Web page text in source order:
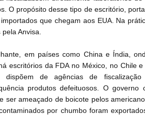
O propósito desse tipo de escritório,
que chegam aos EUA. Na
Anvisa.
em países como China e Índia,
escritórios da FDA no México, no Chile e
de agências de fiscalização
produtos defeituosos. O governo
ser ameaçado de boicote pelos
por chumbo foram